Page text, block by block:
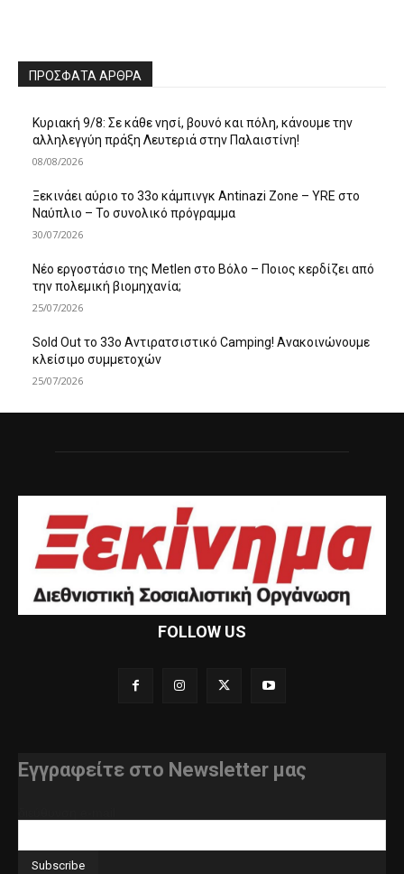
ΠΡΌΣΦΑΤΑ ΆΡΘΡΑ
Κυριακή 9/8: Σε κάθε νησί, βουνό και πόλη, κάνουμε την
αλληλεγγύη πράξη Λευτεριά στην Παλαιστίνη!
08/08/2026
Ξεκινάει αύριο το 33ο κάμπινγκ Antinazi Zone – YRE στο
Ναύπλιο – Το συνολικό πρόγραμμα
30/07/2026
Νέο εργοστάσιο της Metlen στο Βόλο – Ποιος κερδίζει από
την πολεμική βιομηχανία;
25/07/2026
Sold Out το 33ο Αντιρατσιστικό Camping! Ανακοινώνουμε
κλείσιμο συμμετοχών
25/07/2026
FOLLOW US
Εγγραφείτε στο Newsletter μας